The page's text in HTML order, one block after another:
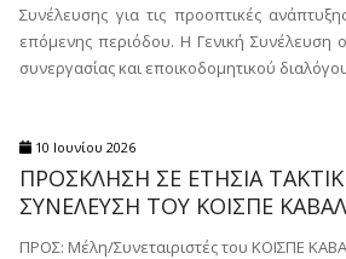
Συνέλευσης για τις προοπτικές
επόμενης περιόδου. Η Γενική Συνέλευση
συνεργασίας και εποικοδομητικού
10 Ιουνίου 2026
ΠΡΟΣΚΛΗΣΗ ΣΕ ΕΤΗΣΙΑ
ΣΥΝΕΛΕΥΣΗ ΤΟΥ ΚΟΙΣΠΕ
ΠΡΟΣ: Μέλη/Συνεταιριστές του ΚΟΙΣΠΕ